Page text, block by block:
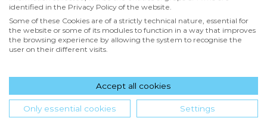
Deseo recibir comunicaciones comerciales de grupo SM
Enviar
Hola! ¿en qué podemos ayudarte?
identified in the Privacy Policy of the website.
Some of these Cookies are of a strictly technical nature, essential for
the website or some of its modules to function in a way that improves
the browsing experience by allowing the system to recognise the
user on their different visits.
Accept all cookies
Only essential cookies Settings